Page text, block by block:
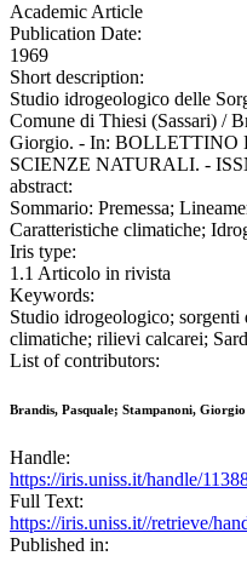
Academic Article
Publication Date:
1969
Short description:
Studio idrogeologico delle
Comune di Thiesi (Sassari) /
Giorgio. - In:
SCIENZE NATURALI. -
abstract:
Sommario: Premessa;
Caratteristiche climatiche;
Iris type:
1.1 Articolo in rivista
Keywords:
Studio idrogeologico; sorgenti
climatiche; rilievi calcarei;
List of contributors:
Brandis, Pasquale; Stampanoni, Giorgio
Handle:
https://iris.uniss.it/handle/
Full Text:
https://iris.uniss.it//retrieve/
Published in: